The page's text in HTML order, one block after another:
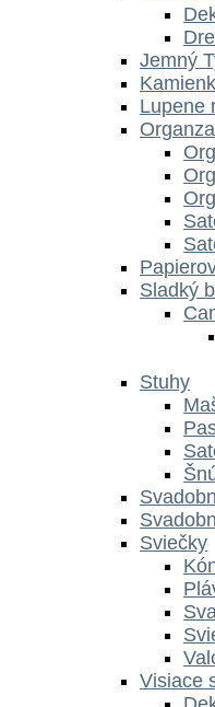
Jemný
Lupene
Sladký
Stuhy
Sviečky
Visiace